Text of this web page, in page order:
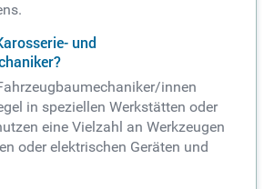
und
innen
in speziellen Werkstätten oder
eine Vielzahl an Werkzeugen
oder elektrischen Geräten und